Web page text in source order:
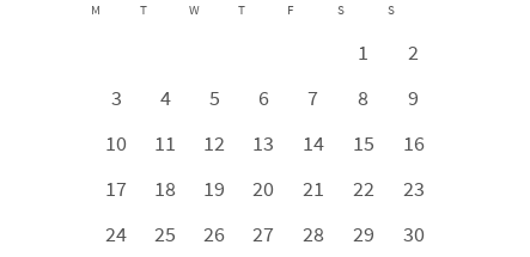
M T W T F S S
1
2
3
4 5 6 7 8
9
10
11 12 13 14 15
16
17
18 19 20 21 22
23
24
25 26 27 28 29
30